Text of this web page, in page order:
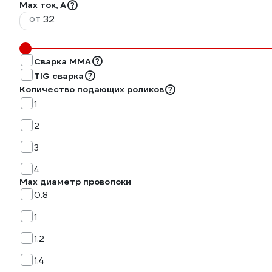
Max ток, А
от
Сварка ММА
TIG сварка
Количество подающих роликов
1
2
3
4
Max диаметр проволоки
0.8
1
1.2
1.4